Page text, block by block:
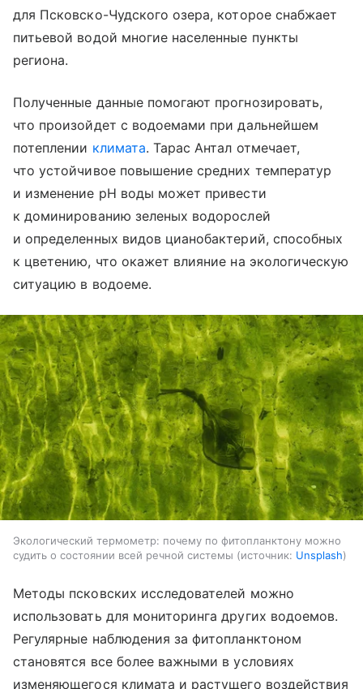
для Псковско-Чудского озера, которое снабжает
питьевой водой многие населенные пункты
региона.
Полученные данные помогают прогнозировать,
что произойдет с водоемами при дальнейшем
потеплении климата. Тарас Антал отмечает,
что устойчивое повышение средних температур
и изменение рН воды может привести
к доминированию зеленых водорослей
и определенных видов цианобактерий, способных
к цветению, что окажет влияние на экологическую
ситуацию в водоеме.
Экологический термометр: почему по фитопланктону можно
судить о состоянии всей речной системы
источник: Unsplash
Методы псковских исследователей можно
использовать для мониторинга других водоемов.
Регулярные наблюдения за фитопланктоном
становятся все более важными в условиях
изменяющегося климата и растущего воздействия